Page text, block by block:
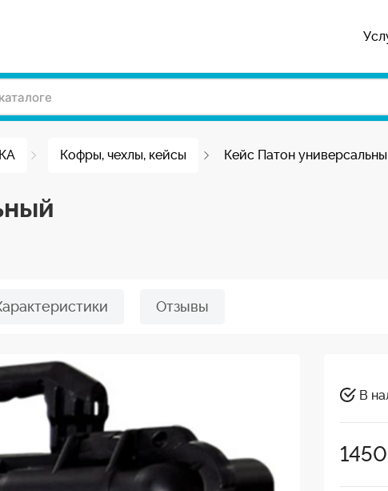
Кофры, чехлы, кейсы Кейс Патон
Отзывы
В
1450